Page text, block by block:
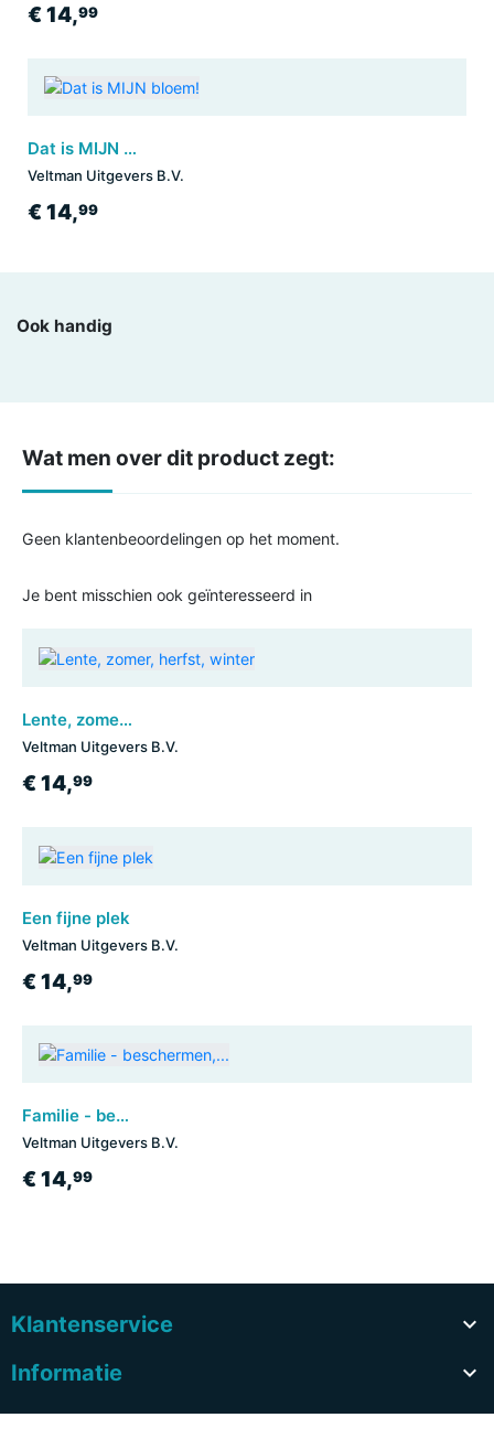
€ 14,99
Dat is MIJN bloem!
Veltman Uitgevers B.V.
€ 14,99
Ook handig
Wat men over dit product zegt:
Geen klantenbeoordelingen op het moment.
Je bent misschien ook geïnteresseerd in
Lente, zomer, herfst, winter
Veltman Uitgevers B.V.
€ 14,99
Een fijne plek
Veltman Uitgevers B.V.
€ 14,99
Familie - beschermen, spelen, verzorgen, en delen…
Veltman Uitgevers B.V.
€ 14,99
Klantenservice

Informatie
